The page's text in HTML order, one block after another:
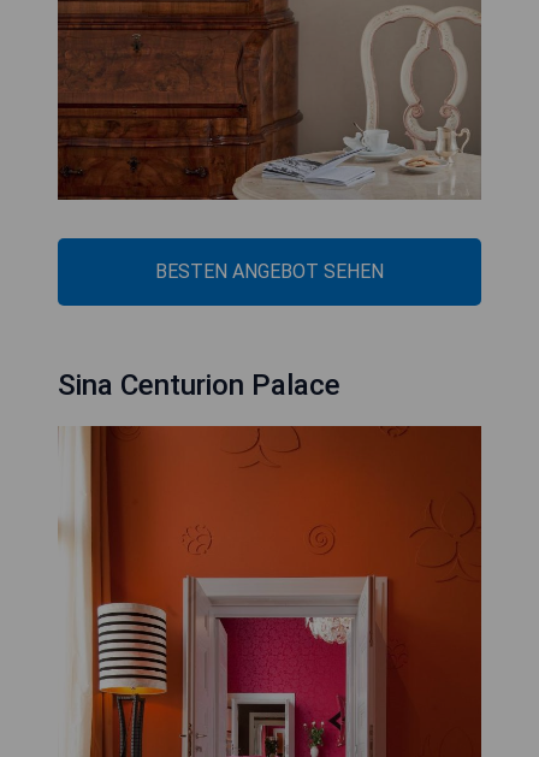
BESTEN ANGEBOT SEHEN
Sina Centurion Palace